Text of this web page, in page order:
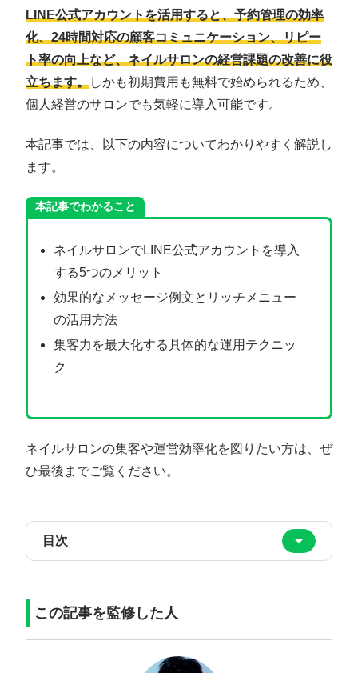
LINE公式アカウントを活用すると、予約管理の効率
化、24時間対応の顧客コミュニケーション、リピー
ト率の向上など、ネイルサロンの経営課題の改善に役
立ちます。しかも初期費用も無料で始められるため、
個人経営のサロンでも気軽に導入可能です。
本記事では、以下の内容についてわかりやすく解説し
ます。
本記事でわかること
ネイルサロンでLINE公式アカウントを導入
する5つのメリット
効果的なメッセージ例文とリッチメニュー
の活用方法
集客力を最大化する具体的な運用テクニッ
ク
ネイルサロンの集客や運営効率化を図りたい方は、ぜ
ひ最後までご覧ください。
目次
この記事を監修した人